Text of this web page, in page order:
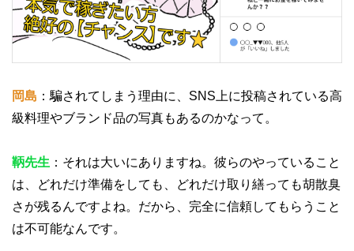
岡島 ：騙されてしまう理由に、SNS上に投稿されている高
級料理やブランド品の写真もあるのかなって。
鞆先生 ：それは大いにありますね。彼らのやっていること
は、どれだけ準備をしても、どれだけ取り繕っても胡散臭
さが残るんですよね。だから、完全に信頼してもらうこと
は不可能なんです。